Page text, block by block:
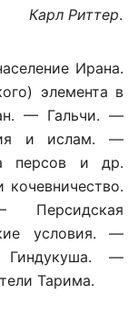
Карл Риттер.
Ирана.
элемента в
— Гальчи. —
и ислам. —
персов и др.
Персидская
условия. —
—
Тарима.